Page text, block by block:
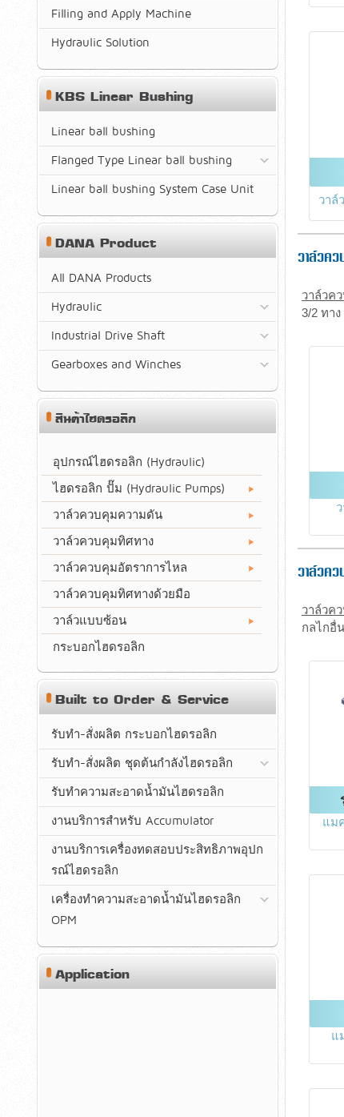
วาล์
วาล์วค
วาล์วค
3/2 ทา
วาล์วค
วาล์วค
กลไกอื่
แม
แ
Filling and Apply Machine
Hydraulic Solution
KBS Linear Bushing
Linear ball bushing
Flanged Type Linear ball bushing
Linear ball bushing System Case Unit
DANA Product
All DANA Products
Hydraulic
Industrial Drive Shaft
Gearboxes and Winches
สินค้าไฮดรอลิก
อุปกรณ์ไฮดรอลิก (Hydraulic)
ไฮดรอลิก ปั๊ม (Hydraulic Pumps)
วาล์วควบคุมความดัน
วาล์วควบคุมทิศทาง
วาล์วควบคุมอัตราการไหล
วาล์วควบคุมทิศทางด้วยมือ
วาล์วแบบซ้อน
กระบอกไฮดรอลิก
Built to Order & Service
รับทำ-สั่งผลิต กระบอกไฮดรอลิก
รับทำ-สั่งผลิต ชุดต้นกำลังไฮดรอลิก
รับทำความสะอาดน้ำมันไฮดรอลิก
งานบริการสำหรับ Accumulator
งานบริการเครื่องทดสอบประสิทธิภาพอุปก
รณ์ไฮดรอลิก
เครื่องทำความสะอาดน้ำมันไฮดรอลิก
OPM
Application